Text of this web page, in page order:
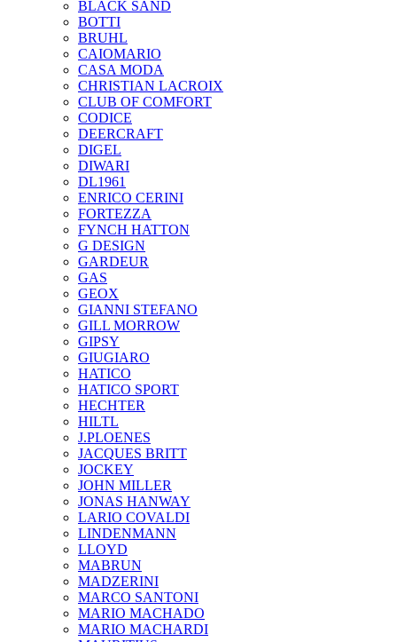
BLACK SAND
BOTTI
BRUHL
CAIOMARIO
CASA MODA
CHRISTIAN LACROIX
CLUB OF COMFORT
CODICE
DEERCRAFT
DIGEL
DIWARI
DL1961
ENRICO CERINI
FORTEZZA
FYNCH HATTON
G DESIGN
GARDEUR
GAS
GEOX
GIANNI STEFANO
GILL MORROW
GIPSY
GIUGIARO
HATICO
HATICO SPORT
HECHTER
HILTL
J.PLOENES
JAСQUES BRITT
JOCKEY
JOHN MILLER
JONAS HANWAY
LARIO COVALDI
LINDENMANN
LLOYD
MABRUN
MADZERINI
MARCO SANTONI
MARIO MACHADO
MARIO MACHARDI